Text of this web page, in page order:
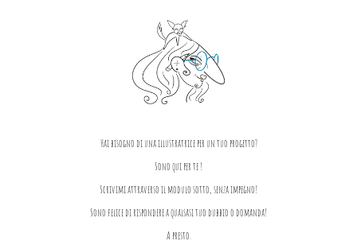
Hai bisogno di una illustratrice per un tuo progetto?
Sono qui per te !
Scrivimi attraverso il modulo sotto, senza impegno!
Sono felice di rispondere a qualsasi tuo dubbio o domanda!
A presto.